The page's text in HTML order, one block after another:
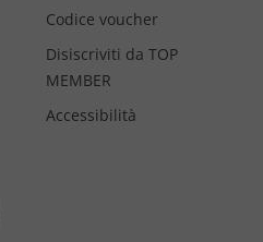
Codice voucher
Disiscriviti da TOP
MEMBER
Accessibilità